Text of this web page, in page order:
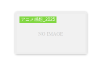
アニメ感想_2025